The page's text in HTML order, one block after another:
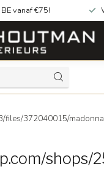
vanaf €75!
files/372040015/